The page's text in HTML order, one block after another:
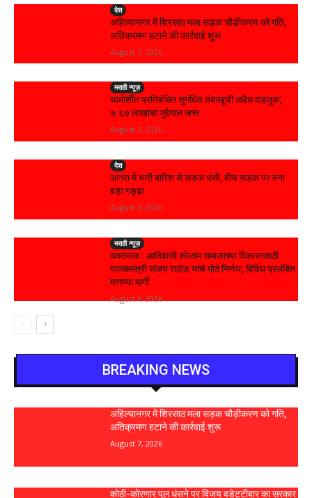
देश
अहिल्यानगर में शिरसाठ मला सड़क चौड़ीकरण को गति,
अतिक्रमण हटाने की कार्रवाई शुरू
August 7, 2026
मराठी न्यूज़
चामोर्शीत प्रतिबंधित सुगंधित तंबाखूची अवैध वाहतूक;
₹७.६७ लाखांचा मुद्देमाल जप्त
August 7, 2026
देश
आगरा में भारी बारिश से सड़क धंसी, बीच सड़क पर बना
बड़ा गड्ढा
August 7, 2026
मराठी न्यूज़
यवतमाळ : आदिवासी कोलाम समाजाच्या विकासासाठी
पालकमंत्री संजय राठोड यांचे मोठे निर्णय; विविध प्रलंबित
मागण्या मार्गी
August 6, 2026
BREAKING NEWS
अहिल्यानगर में शिरसाठ मला सड़क चौड़ीकरण को गति,
अतिक्रमण हटाने की कार्रवाई शुरू
August 7, 2026
कोठी-कोरणार पुल धंसने पर विजय वडेट्टीवार का सरकार